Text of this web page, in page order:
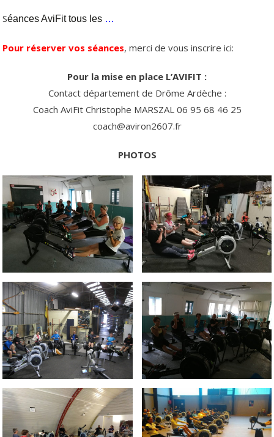
Séances AviFit tous les …
Pour réserver vos séances, merci de vous inscrire ici:
Pour la mise en place L’AVIFIT :
Contact département de Drôme Ardèche :
Coach AviFit Christophe MARSZAL 06 95 68 46 25
coach@aviron2607.fr
PHOTOS